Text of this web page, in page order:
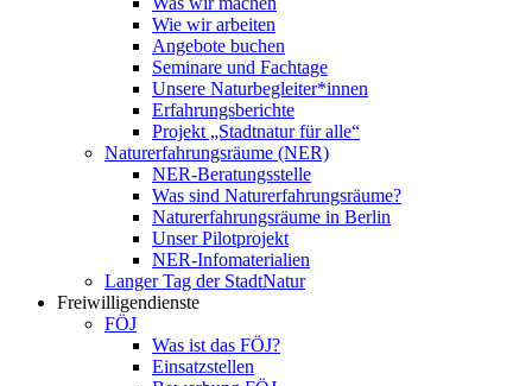
Wie wir arbeiten
Angebote buchen
Seminare und Fachtage
Unsere Naturbegleiter*innen
Erfahrungsberichte
Projekt „Stadtnatur für alle“
Naturerfahrungsräume (NER)
NER-Beratungsstelle
Was sind Naturerfahrungsräume?
Naturerfahrungsräume in Berlin
Unser Pilotprojekt
NER-Infomaterialien
Langer Tag der StadtNatur
Freiwilligendienste
FÖJ
Was ist das FÖJ?
Einsatzstellen